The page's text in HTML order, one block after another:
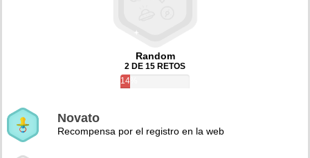
Random
2 DE 15 RETOS
14%
Novato
Recompensa por el registro en la web